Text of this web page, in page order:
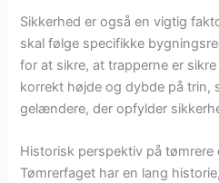
Sikkerhed er også en vigtig
skal følge specifikke
for at sikre, at trapperne er
korrekt højde og dybde på trin,
gelændere, der opfylder
Historisk perspektiv på
Tømrerfaget har en lang